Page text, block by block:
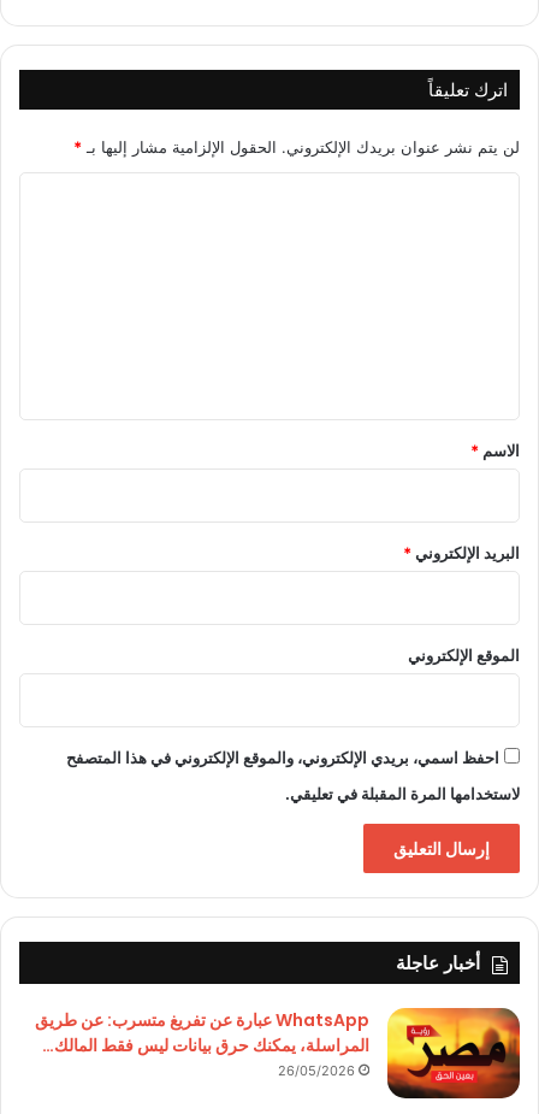
اترك تعليقاً
لن يتم نشر عنوان بريدك الإلكتروني. الحقول الإلزامية مشار إليها بـ *
*
الاسم *
البريد الإلكتروني*
الموقع الإلكتروني
احفظ اسمي، بريدي الإلكتروني، والموقع الإلكتروني في هذا المتصفح
لاستخدامها المرة المقبلة في تعليقي.
أخبار عاجلة
WhatsApp عبارة عن تفريغ متسرب: عن طريق
المراسلة، يمكنك حرق بيانات ليس فقط المالك…
26/05/2026